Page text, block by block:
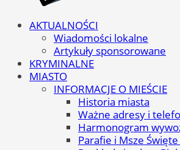
AKTUALNOŚCI
Wiadomości lokalne
Artykuły sponsorowane
KRYMINALNE
MIASTO
INFORMACJE O MIEŚCIE
Historia miasta
Ważne adresy i
Harmonogram
Parafie i Msze